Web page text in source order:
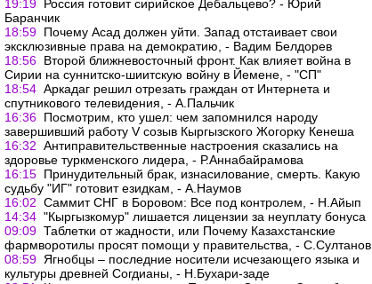
19:19 Россия готовит сирийское Дебальцево? - Юрий
Баранчик
18:59 Почему Асад должен уйти. Запад отстаивает свои
эксклюзивные права на демократию, - Вадим Белдорев
18:56 Второй ближневосточный фронт. Как влияет война в
Сирии на суннитско-шиитскую войну в Йемене, - "СП"
18:54 Аркадаг решил отрезать граждан от Интернета и
спутникового телевидения, - А.Пальчик
16:36 Посмотрим, кто ушел: чем запомнился народу
завершивший работу V созыв Кыргызского Жогорку Кенеша
16:32 Антиправительственные настроения сказались на
здоровье туркменского лидера, - Р.Аннабайрамова
16:15 Принудительный брак, изнасилование, смерть. Какую
судьбу "ИГ" готовит езидкам, - А.Наумов
16:02 Саммит СНГ в Боровом: Все под контролем, - Н.Айып
14:34 "Кыргызкомур" лишается лицензии за неуплату бонуса
09:09 Таблетки от жадности, или Почему Казахстанские
фармворотилы просят помощи у правительства, - С.Султанов
08:59 Ягнобцы – последние носители исчезающего языка и
культуры древней Согдианы, - Н.Бухари-заде